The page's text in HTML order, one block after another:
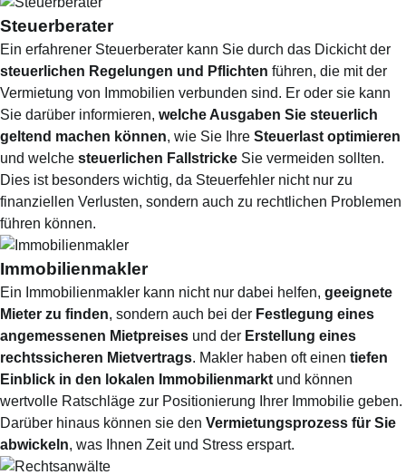
Steuerberater
Ein erfahrener Steuerberater kann Sie durch das Dickicht der
steuerlichen Regelungen und Pflichten führen, die mit der
Vermietung von Immobilien verbunden sind. Er oder sie kann
Sie darüber informieren, welche Ausgaben Sie steuerlich
geltend machen können, wie Sie Ihre Steuerlast optimieren
und welche steuerlichen Fallstricke Sie vermeiden sollten.
Dies ist besonders wichtig, da Steuerfehler nicht nur zu
finanziellen Verlusten, sondern auch zu rechtlichen Problemen
führen können.
Immobilienmakler
Ein Immobilienmakler kann nicht nur dabei helfen, geeignete
Mieter zu finden, sondern auch bei der Festlegung eines
angemessenen Mietpreises und der Erstellung eines
rechtssicheren Mietvertrags. Makler haben oft einen tiefen
Einblick in den lokalen Immobilienmarkt und können
wertvolle Ratschläge zur Positionierung Ihrer Immobilie geben.
Darüber hinaus können sie den Vermietungsprozess für Sie
abwickeln, was Ihnen Zeit und Stress erspart.